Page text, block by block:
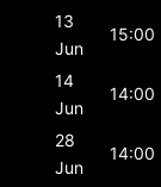
13
Jun
15:00
14
Jun
14:00
28
Jun
14:00